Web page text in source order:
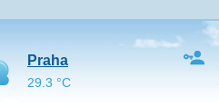
Praha
29.3 °C